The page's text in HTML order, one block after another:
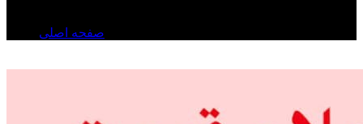
صفحه اصلی